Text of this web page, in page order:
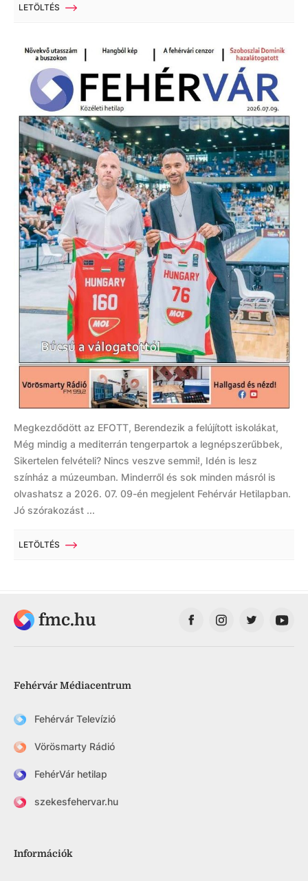
LETÖLTÉS
Megkezdődött az EFOTT, Berendezik a felújított iskolákat,
Még mindig a mediterrán tengerpartok a legnépszerűbbek,
Sikertelen felvételi? Nincs veszve semmi!, Idén is lesz
színház a múzeumban. Minderről és sok minden másról is
olvashatsz a 2026. 07. 09-én megjelent Fehérvár Hetilapban.
Jó szórakozást ...
LETÖLTÉS
fmc.hu
Fehérvár Médiacentrum
Fehérvár Televízió
Vörösmarty Rádió
FehérVár hetilap
szekesfehervar.hu
Információk